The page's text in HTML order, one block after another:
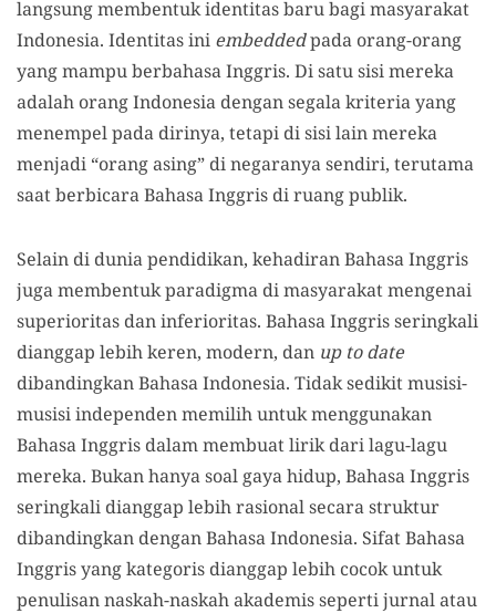
langsung membentuk identitas baru bagi masyarakat
Indonesia. Identitas ini embeddedpada orang-orang
yang mampu berbahasa Inggris. Di satu sisi mereka
adalah orang Indonesia dengan segala kriteria yang
menempel pada dirinya, tetapi di sisi lain mereka
menjadi “orang asing” di negaranya sendiri, terutama
saat berbicara Bahasa Inggris di ruang publik.
Selain di dunia pendidikan, kehadiran Bahasa Inggris
juga membentuk paradigma di masyarakat mengenai
superioritas dan inferioritas. Bahasa Inggris seringkali
dianggap lebih keren, modern, dan up to date
dibandingkan Bahasa Indonesia. Tidak sedikit musisi-
musisi independen memilih untuk menggunakan
Bahasa Inggris dalam membuat lirik dari lagu-lagu
mereka. Bukan hanya soal gaya hidup, Bahasa Inggris
seringkali dianggap lebih rasional secara struktur
dibandingkan dengan Bahasa Indonesia. Sifat Bahasa
Inggris yang kategoris dianggap lebih cocok untuk
penulisan naskah-naskah akademis seperti jurnal atau